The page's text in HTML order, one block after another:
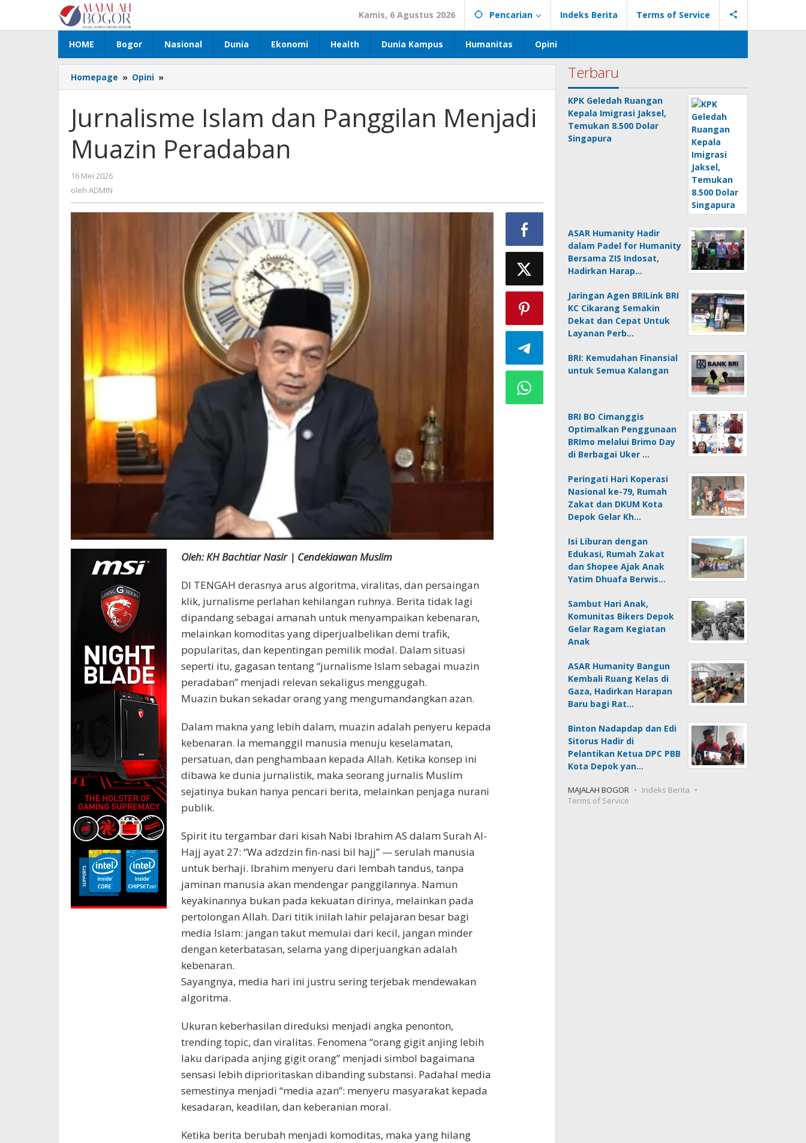
konten
Kamis, 6 Agustus 2026 Pencarian Indeks Berita Terms of Service
HOME Bogor Nasional Dunia Ekonomi Health Dunia Kampus Humanitas Opini
Homepage » Opini »
Islam
Panggilan
Menjadi
Muazin
Peradaban
Jurnalisme Islam dan Panggilan Menjadi
Muazin Peradaban
16 Mei 2026
oleh ADMIN
Oleh: KH Bachtiar Nasir | Cendekiawan Muslim
DI TENGAH derasnya arus algoritma, viralitas, dan persaingan
klik, jurnalisme perlahan kehilangan ruhnya. Berita tidak lagi
dipandang sebagai amanah untuk menyampaikan kebenaran,
melainkan komoditas yang diperjualbelikan demi trafik,
popularitas, dan kepentingan pemilik modal. Dalam situasi
seperti itu, gagasan tentang “jurnalisme Islam sebagai muazin
peradaban” menjadi relevan sekaligus menggugah.
Muazin bukan sekadar orang yang mengumandangkan azan.
Dalam makna yang lebih dalam, muazin adalah penyeru kepada
kebenaran. Ia memanggil manusia menuju keselamatan,
persatuan, dan penghambaan kepada Allah. Ketika konsep ini
dibawa ke dunia jurnalistik, maka seorang jurnalis Muslim
sejatinya bukan hanya pencari berita, melainkan penjaga nurani
publik.
Spirit itu tergambar dari kisah Nabi Ibrahim AS dalam Surah Al-
Hajj ayat 27: “Wa adzdzin fin-nasi bil hajj” — serulah manusia
untuk berhaji. Ibrahim menyeru dari lembah tandus, tanpa
jaminan manusia akan mendengar panggilannya. Namun
keyakinannya bukan pada kekuatan dirinya, melainkan pada
pertolongan Allah. Dari titik inilah lahir pelajaran besar bagi
media Islam: jangan takut memulai dari kecil, jangan minder
dengan keterbatasan, selama yang diperjuangkan adalah
kebenaran.
Sayangnya, media hari ini justru sering terjebak mendewakan
algoritma.
Ukuran keberhasilan direduksi menjadi angka penonton,
trending topic, dan viralitas. Fenomena “orang gigit anjing lebih
laku daripada anjing gigit orang” menjadi simbol bagaimana
sensasi lebih diprioritaskan dibanding substansi. Padahal media
semestinya menjadi “media azan”: menyeru masyarakat kepada
kesadaran, keadilan, dan keberanian moral.
Ketika berita berubah menjadi komoditas, maka yang hilang
Terbaru
KPK Geledah Ruangan
Kepala Imigrasi Jaksel,
Temukan 8.500 Dolar
Singapura
ASAR Humanity Hadir
dalam Padel for Humanity
Bersama ZIS Indosat,
Hadirkan Harap…
Jaringan Agen BRILink BRI
KC Cikarang Semakin
Dekat dan Cepat Untuk
Layanan Perb…
BRI: Kemudahan Finansial
untuk Semua Kalangan
BRI BO Cimanggis
Optimalkan Penggunaan
BRImo melalui Brimo Day
di Berbagai Uker …
Peringati Hari Koperasi
Nasional ke-79, Rumah
Zakat dan DKUM Kota
Depok Gelar Kh…
Isi Liburan dengan
Edukasi, Rumah Zakat
dan Shopee Ajak Anak
Yatim Dhuafa Berwis…
Sambut Hari Anak,
Komunitas Bikers Depok
Gelar Ragam Kegiatan
Anak
ASAR Humanity Bangun
Kembali Ruang Kelas di
Gaza, Hadirkan Harapan
Baru bagi Rat…
Binton Nadapdap dan Edi
Sitorus Hadir di
Pelantikan Ketua DPC PBB
Kota Depok yan…
MAJALAH BOGOR
Indeks Berita
Terms of Service